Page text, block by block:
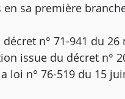
sa première
n° 71-941 du
issue du décret n°
loi n° 76-519 du 15